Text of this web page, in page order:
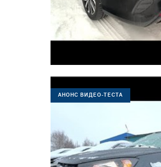
АНОНС ВИДЕО-ТЕСТА